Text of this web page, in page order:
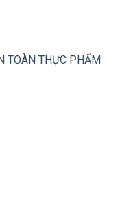
TOÀN THỰC PHẨM